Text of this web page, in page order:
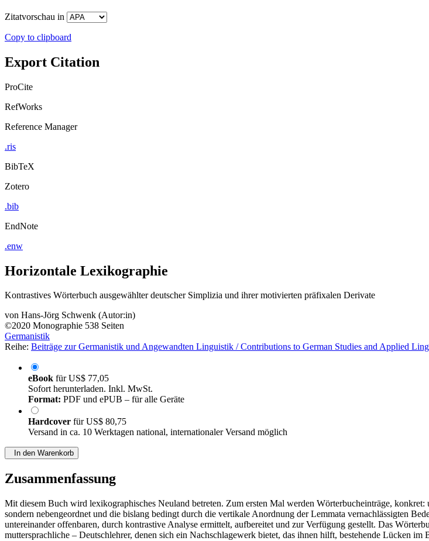
Zitatvorschau in
Copy to clipboard
Export Citation
ProCite
RefWorks
Reference Manager
.ris
BibTeX
Zotero
.bib
EndNote
.enw
Horizontale Lexikographie
Kontrastives Wörterbuch ausgewählter deutscher Simplizia und ihrer motivierten präfixalen Derivate
von Hans-Jörg Schwenk (Autor:in)
©2020 Monographie 538 Seiten
Germanistik
Reihe: Beiträge zur Germanistik und Angewandten Linguistik / Contributions to German Studies and Applied
eBook fürUS$ 77,05
Sofort herunterladen. Inkl. MwSt.
Format: PDF und ePUB – für alle Geräte
Hardcover fürUS$ 80,75
Versand in ca. 10 Werktagen national, internationaler Versand möglich
In den Warenkorb
Zusammenfassung
Mit diesem Buch wird lexikographisches Neuland betreten. Zum ersten Mal werden Wörterbucheinträge,
sondern nebengeordnet und die bislang bedingt durch die vertikale Anordnung der Lemmata vernachlässigten
untereinander offenbaren, durch kontrastive Analyse ermittelt, aufbereitet und zur Verfügung gestellt. Das
muttersprachliche – Deutschlehrer, denen sich ein Nachschlagewerk bietet, das ihnen hilft, bestehende Lücken im